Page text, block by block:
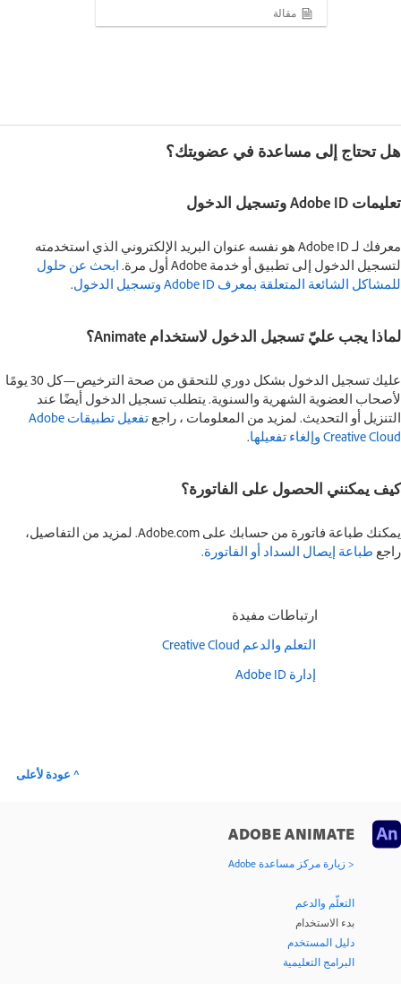
مقالة
هل تحتاج إلى مساعدة في عضويتك؟
تعليمات Adobe ID وتسجيل الدخول
معرفك لـ Adobe ID هو نفسه عنوان البريد الإلكتروني الذي استخدمته
لتسجيل الدخول إلى تطبيق أو خدمة Adobe أول مرة.
ابحث عن حلول
للمشاكل الشائعة المتعلقة بمعرف Adobe ID وتسجيل الدخول
.
لماذا يجب عليّ تسجيل الدخول لاستخدام Animate؟
عليك تسجيل الدخول بشكل دوري للتحقق من صحة الترخيص—كل 30 يومًا
لأصحاب العضوية الشهرية والسنوية. يتطلب تسجيل الدخول أيضًا عند
التنزيل أو التحديث. لمزيد من المعلومات ، راجع
تفعيل تطبيقات Adobe
Creative Cloud وإلغاء تفعيلها
.
كيف يمكنني الحصول على الفاتورة؟
يمكنك طباعة فاتورة من حسابك على Adobe.com. لمزيد من التفاصيل،
راجع طباعة إيصال السداد أو الفاتورة.
ارتباطات مفيدة
التعلم والدعم Creative Cloud
إدارة Adobe ID
ADOBE ANIMATE
< زيارة مركز مساعدة Adobe
التعلّم والدعم
بدء الاستخدام
دليل المستخدم
البرامج التعليمية
^ عودة لأعلى